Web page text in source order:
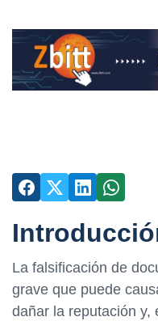
La falsificación de
grave que puede
dañar la reputación y,